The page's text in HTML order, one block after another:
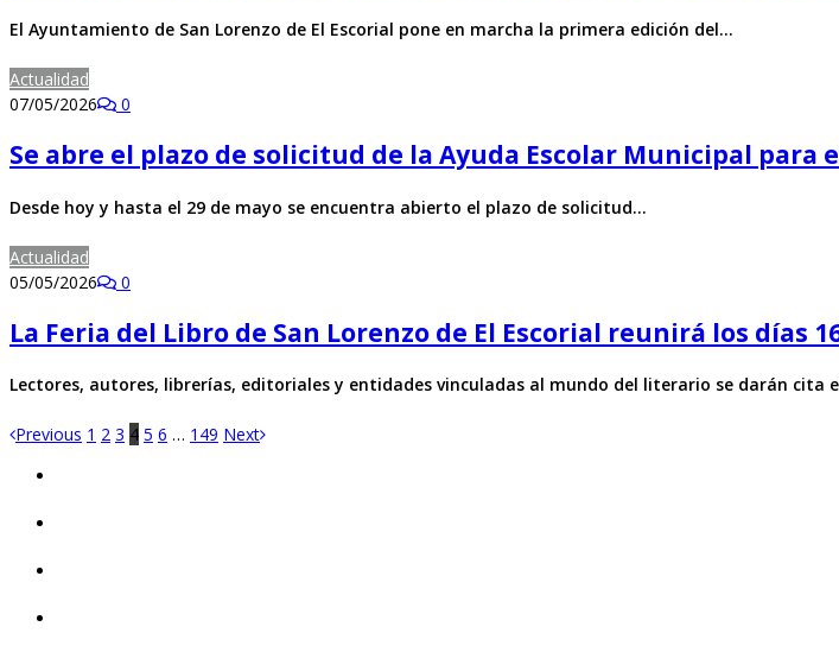
El Ayuntamiento de San Lorenzo de El Escorial pone en marcha la primera edición del…
Actualidad
07/05/2026
0
Se abre el plazo de solicitud de la Ayuda Escolar Municipal para
Desde hoy y hasta el 29 de mayo se encuentra abierto el plazo de solicitud…
Actualidad
05/05/2026
0
La Feria del Libro de San Lorenzo de El Escorial reunirá los
Lectores, autores, librerías, editoriales y entidades vinculadas al mundo del literario se darán cita
Previous 1 2 3 4 5 6 … 149 Next